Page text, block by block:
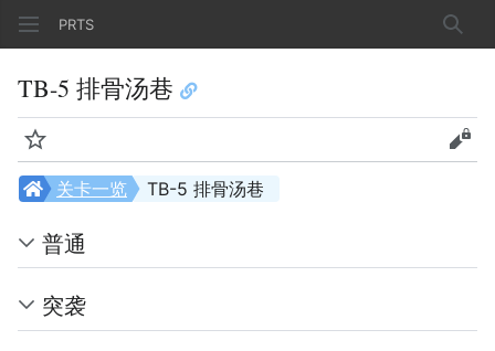
PRTS 搜索
TB-5 排骨汤巷
监视 查看
TB-5 排骨汤巷
关卡一览
普通
突袭